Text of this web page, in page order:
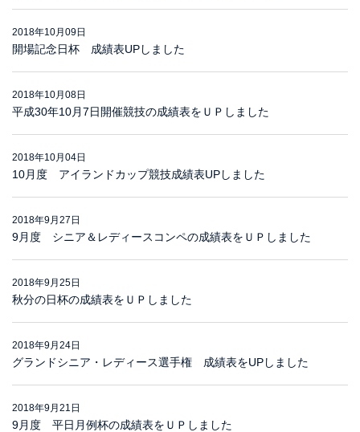
2018年10月09日
開場記念日杯 成績表UPしました
2018年10月08日
平成30年10月7日開催競技の成績表をＵＰしました
2018年10月04日
10月度 アイランドカップ競技成績表UPしました
2018年9月27日
9月度 シニア＆レディースコンペの成績表をＵＰしました
2018年9月25日
秋分の日杯の成績表をＵＰしました
2018年9月24日
グランドシニア・レディース選手権 成績表をUPしました
2018年9月21日
9月度 平日月例杯の成績表をＵＰしました